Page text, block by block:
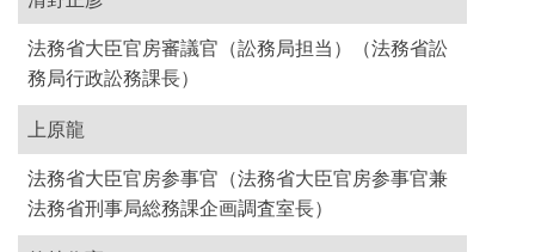
法務省大臣官房審議官（訟務局担当）（法務省訟
務局行政訟務課長）
上原龍
法務省大臣官房参事官（法務省大臣官房参事官兼
法務省刑事局総務課企画調査室長）